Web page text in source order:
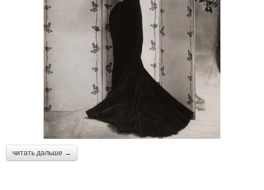
читать дальше →